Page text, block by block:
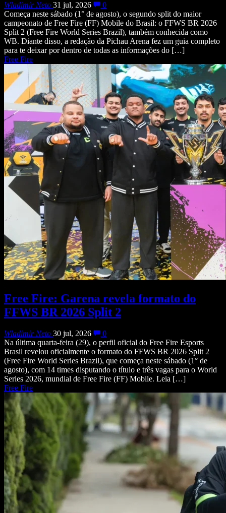
Wladimir Neto 31 jul, 2026
0
Começa neste sábado (1° de agosto), o segundo split do maior
campeonato de Free Fire (FF) Mobile do Brasil: o FFWS BR 2026
Split 2 (Free Fire World Series Brazil), também conhecida como
WB. Diante disso, a redação da Pichau Arena fez um guia completo
para te deixar por dentro de todas as informações do […]
Free Fire
Free Fire: Garena revela formato do
FFWS BR 2026 Split 2
Wladimir Neto 30 jul, 2026
0
Na última quarta-feira (29), o perfil oficial do Free Fire Esports
Brasil revelou oficialmente o formato do FFWS BR 2026 Split 2
(Free Fire World Series Brazil), que começa neste sábado (1° de
agosto), com 14 times disputando o título e três vagas para o World
Series 2026, mundial de Free Fire (FF) Mobile. Leia […]
Free Fire